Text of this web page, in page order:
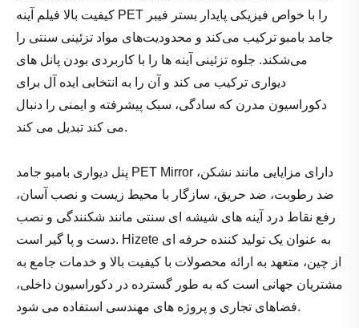
کیفیت بالا فیلم آینه PET را با خواص فیزیکی پایدار بستر فیبر
جامد بامبو ترکیب می‌کند و محدودیت‌های مواد تزئینی سنتی را
می‌شکند. جلوه تزئینی آینه ها را با کاربردی بودن پانل های
دیواری ترکیب می کند و آن را به انتخابی ایده آل برای
دکوراسیون مدرن که سادگی، سبک پیشرفته و ایمنی را دنبال
می کند تبدیل می کند.
پنل دیواری بامبو جامد PET Mirror دارای مزایایی مانند نشکن،
ضد رطوبت، ضد حریق، سازگار با محیط زیست و نصب آسان،
رفع نقاط درد آینه های شیشه ای سنتی مانند شکنندگی و نصب
دست و پا گیر است. Hizete به عنوان یک تولید کننده حرفه ای
از چین، متعهد به ارائه محصولات با کیفیت بالا و خدمات جامع به
مشتریان جهانی است که به طور گسترده در دکوراسیون داخلی،
فضاهای تجاری و پروژه های مهندسی استفاده می شود.